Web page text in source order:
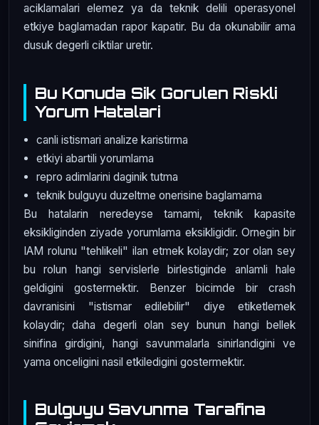
aciklamalari elemez ya da teknik delili operasyonel
etkiye baglamadan rapor kapatir. Bu da okunabilir ama
dusuk degerli ciktilar uretir.
Bu Konuda Sik Gorulen Riskli
Yorum Hatalari
canli istismari analize karistirma
etkiyi abartili yorumlama
repro adimlarini daginik tutma
teknik bulguyu duzeltme onerisine baglamama
Bu hatalarin neredeyse tamami, teknik kapasite
eksikliginden ziyade yorumlama eksikligidir. Ornegin bir
IAM rolunu "tehlikeli" ilan etmek kolaydir; zor olan sey
bu rolun hangi servislerle birlestiginde anlamli hale
geldigini gostermektir. Benzer bicimde bir crash
davranisini "istismar edilebilir" diye etiketlemek
kolaydir; daha degerli olan sey bunun hangi bellek
sinifina girdigini, hangi savunmalarla sinirlandigini ve
yama onceligini nasil etkiledigini gostermektir.
Bulguyu Savunma Tarafina